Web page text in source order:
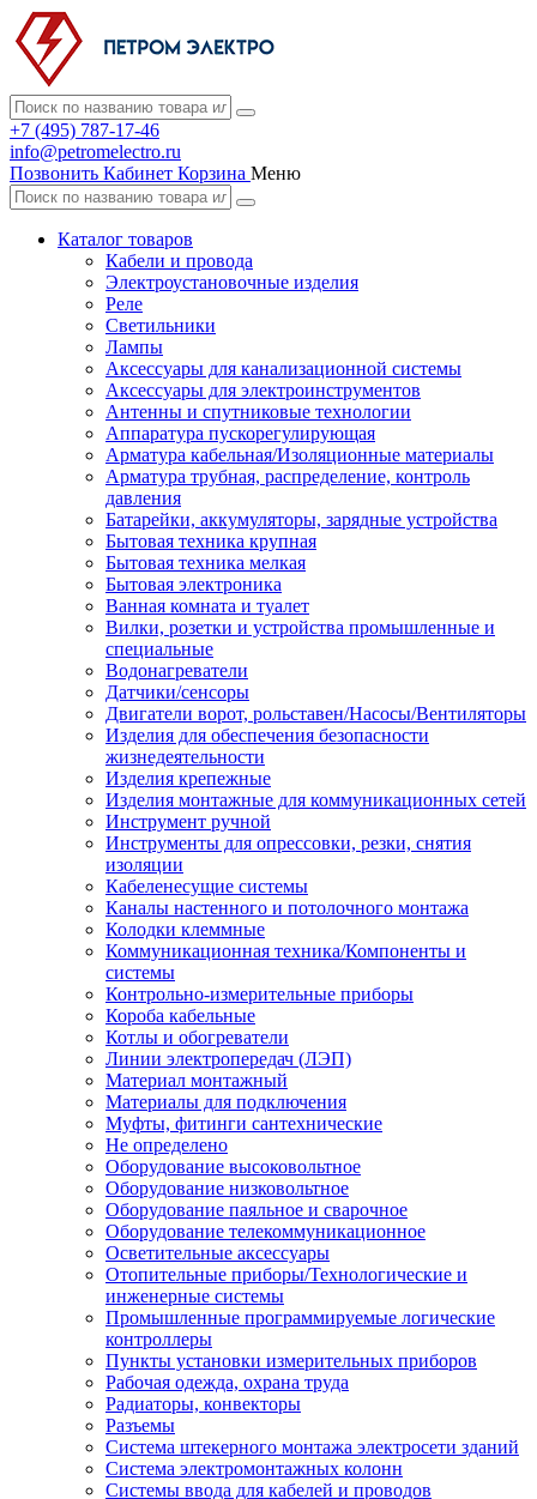
+7 (495) 787-17-46
info@petromelectro.ru
Позвонить Кабинет Корзина Меню
Каталог товаров
Кабели и провода
Электроустановочные изделия
Реле
Светильники
Лампы
Аксессуары для канализационной системы
Аксессуары для электроинструментов
Антенны и спутниковые технологии
Аппаратура пускорегулирующая
Арматура кабельная/Изоляционные материалы
Арматура трубная, распределение, контроль
давления
Батарейки, аккумуляторы, зарядные устройства
Бытовая техника крупная
Бытовая техника мелкая
Бытовая электроника
Ванная комната и туалет
Вилки, розетки и устройства промышленные и
специальные
Водонагреватели
Датчики/сенсоры
Двигатели ворот, рольставен/Насосы/Вентиляторы
Изделия для обеспечения безопасности
жизнедеятельности
Изделия крепежные
Изделия монтажные для коммуникационных сетей
Инструмент ручной
Инструменты для опрессовки, резки, снятия
изоляции
Кабеленесущие системы
Каналы настенного и потолочного монтажа
Колодки клеммные
Коммуникационная техника/Компоненты и
системы
Контрольно-измерительные приборы
Короба кабельные
Котлы и обогреватели
Линии электропередач (ЛЭП)
Материал монтажный
Материалы для подключения
Муфты, фитинги сантехнические
Не определено
Оборудование высоковольтное
Оборудование низковольтное
Оборудование паяльное и сварочное
Оборудование телекоммуникационное
Осветительные аксессуары
Отопительные приборы/Технологические и
инженерные системы
Промышленные программируемые логические
контроллеры
Пункты установки измерительных приборов
Рабочая одежда, охрана труда
Радиаторы, конвекторы
Разъемы
Система штекерного монтажа электросети зданий
Система электромонтажных колонн
Системы ввода для кабелей и проводов